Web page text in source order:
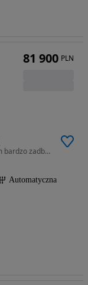
4806 cm3 • 500 KM • 4806cm3 500 KM 146 tyś km bardzo zadbany bogate wyposażenie
Automatyczna
81 900 PLN